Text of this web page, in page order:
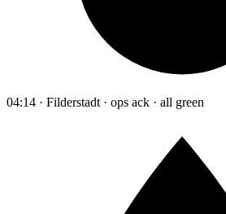
04:14 · Filderstadt · ops ack · all green